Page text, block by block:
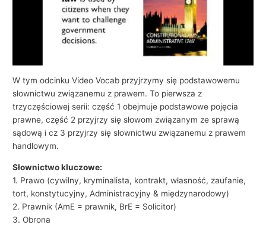
W tym odcinku Video Vocab przyjrzymy się podstawowemu
słownictwu związanemu z prawem. To pierwsza z
trzyczęściowej serii: część 1 obejmuje podstawowe pojęcia
prawne, część 2 przyjrzy się słowom związanym ze sprawą
sądową i cz 3 przyjrzy się słownictwu związanemu z prawem
handlowym.
Słownictwo kluczowe:
1. Prawo (cywilny, kryminalista, kontrakt, własność, zaufanie,
tort, konstytucyjny, Administracyjny & międzynarodowy)
2. Prawnik (AmE = prawnik, BrE = Solicitor)
3. Obrona